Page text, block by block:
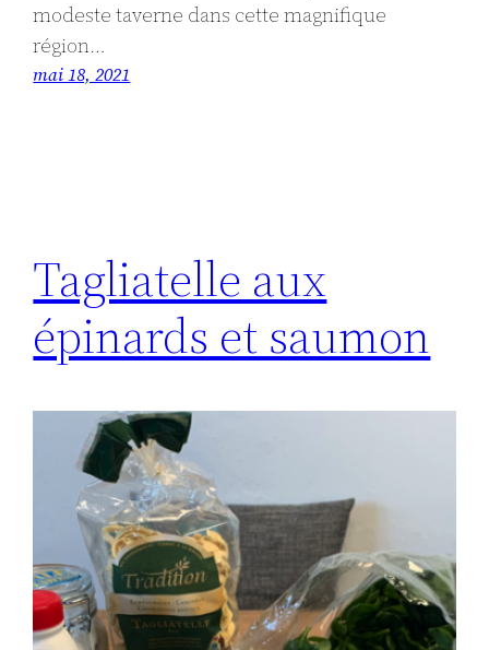
modeste taverne dans cette magnifique
région…
mai 18, 2021
Tagliatelle aux
épinards et saumon